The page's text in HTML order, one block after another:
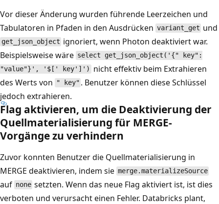
Vor dieser Änderung wurden führende Leerzeichen und
Tabulatoren in Pfaden in den Ausdrücken variant_get und
get_json_object ignoriert, wenn Photon deaktiviert war.
Beispielsweise wäre select get_json_object('{" key":
"value"}', '$[' key']')
nicht effektiv beim Extrahieren
des Werts von
" key" . Benutzer können diese Schlüssel
jedoch extrahieren.
Flag aktivieren, um die Deaktivierung der
Quellmaterialisierung für MERGE-
Vorgänge zu verhindern
Zuvor konnten Benutzer die Quellmaterialisierung in
MERGE deaktivieren, indem sie merge.materializeSource
auf none setzten. Wenn das neue Flag aktiviert ist, ist dies
verboten und verursacht einen Fehler. Databricks plant,